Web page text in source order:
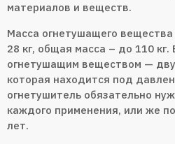
материалов и веществ.
Масса огнетушащего
28 кг, общая масса – до 110 кг.
огнетушащим веществом —
которая находится под
огнетушитель обязательно
каждого применения, или же
лет.